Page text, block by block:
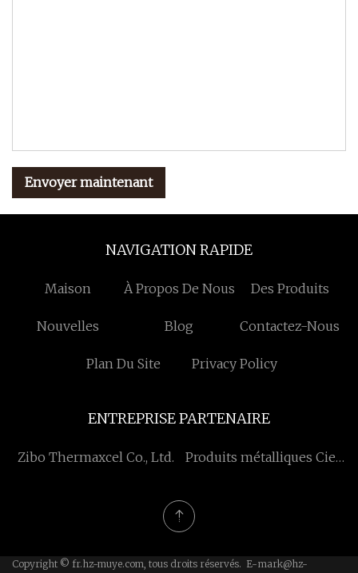
Envoyer maintenant
NAVIGATION RAPIDE
Maison À Propos De Nous Des Produits
Nouvelles Blog Contactez-Nous
Plan Du Site Privacy Policy
ENTREPRISE PARTENAIRE
Zibo Thermaxcel Co., Ltd.
Produits métalliques Cie.,
Copyright © fr.hz-muye.com, tous droits réservés. E-mark@hz-